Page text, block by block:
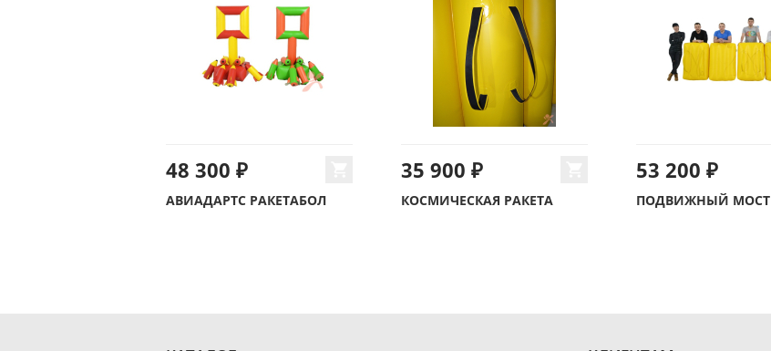
48 300 ₽
АВИАДАРТС РАКЕТАБОЛ
35 900 ₽
КОСМИЧЕСКАЯ РАКЕТА
53 200 ₽
ПОДВИЖНЫЙ МОСТ